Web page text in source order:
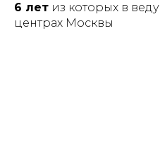
6 лет из которых в
центрах Москвы